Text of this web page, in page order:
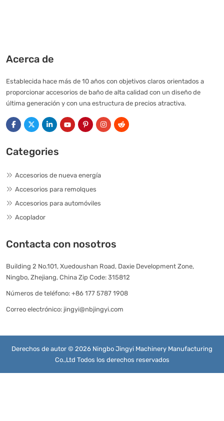
Acerca de
Establecida hace más de 10 años con objetivos claros orientados a
proporcionar accesorios de baño de alta calidad con un diseño de
última generación y con una estructura de precios atractiva.
Categories
Accesorios de nueva energía
Accesorios para remolques
Accesorios para automóviles
Acoplador
Contacta con nosotros
Building 2 No.101, Xuedoushan Road, Daxie Development Zone,
Ningbo, Zhejiang, China Zip Code: 315812
Números de teléfono: +86 177 5787 1908
Correo electrónico: jingyi@nbjingyi.com
Derechos de autor © 2026 Ningbo Jingyi Machinery Manufacturing
Co.,Ltd Todos los derechos reservados